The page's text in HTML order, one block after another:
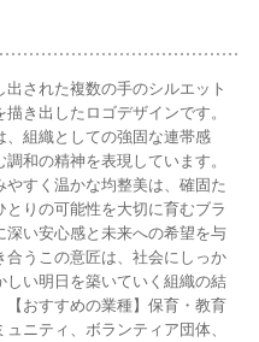
された複数の手のシルエット
き出したロゴデザインです。
、組織としての強固な連帯感
和の精神を表現しています。
すく温かな均整美は、確固た
りの可能性を大切に育むブラ
深い安心感と未来への希望を与
合うこの意匠は、社会にしっか
しい明日を築いていく組織の結
おすすめの業種】保育・教育
ニティ、ボランティア団体、